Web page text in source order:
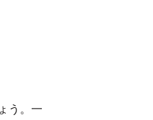
う。一